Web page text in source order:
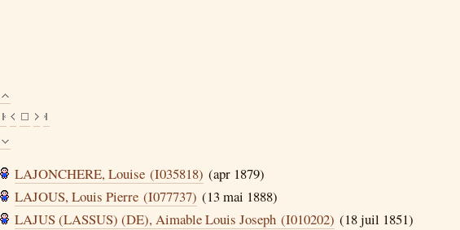
LAJONCHERE, Louise (I035818) (apr 1879)
LAJOUS, Louis Pierre (I077737) (13 mai 1888)
LAJUS (LASSUS) (DE), Aimable Louis Joseph (I010202) (18 juil 1851)